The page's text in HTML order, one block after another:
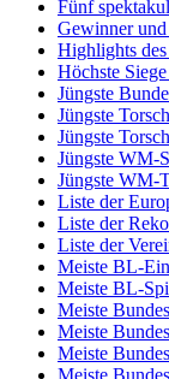
Fünf
Gewinner
Highlights
Höchste
Jüngste
Jüngste
Jüngste
Jüngste WM-
Jüngste WM-
Liste der
Liste der
Liste der
Meiste BL-
Meiste BL-
Meiste
Meiste
Meiste
Meiste